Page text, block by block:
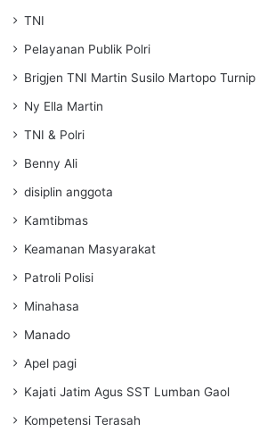
TNI
Pelayanan Publik Polri
Brigjen TNI Martin Susilo Martopo Turnip
Ny Ella Martin
TNI & Polri
Benny Ali
disiplin anggota
Kamtibmas
Keamanan Masyarakat
Patroli Polisi
Minahasa
Manado
Apel pagi
Kajati Jatim Agus SST Lumban Gaol
Kompetensi Terasah